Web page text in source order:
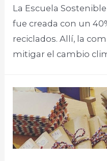
La Escuela
fue creada con un
reciclados. Allí, la
mitigar el cambio